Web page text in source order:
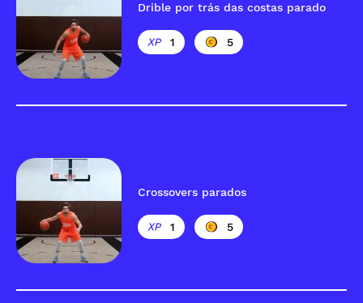
Drible por trás das costas parado
1 5
Crossovers parados
1 5